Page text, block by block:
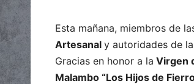
Esta mañana, miembros de
Artesanal y autoridades de la
Gracias en honor a la Virgen
Malambo “Los Hijos de